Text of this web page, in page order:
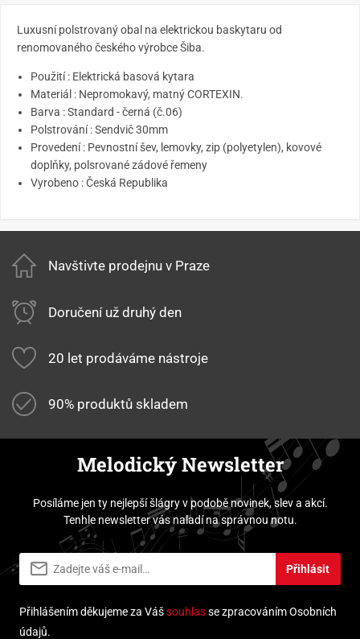
Luxusní polstrovaný obal na elektrickou baskytaru od
renomovaného českého výrobce Šiba.
Použití : Elektrická basová kytara
Materiál : Nepromokavý, matný CORTEXIN.
Barva : Standard - černá (č.06)
Polstrování : Sendvič 30mm
Provedení : Pevnostní šev, lemovky, zip (polyetylen), kovové
doplňky, polsrované zádové řemeny
Vyrobeno : Česká Republika
Navštivte prodejnu v Praze
Doručení už druhý den
20 let prodáváme nástroje
90% produktů skladem
Melodický Newsletter
Posíláme jen ty nejlepší šlágry v podobě novinek, slev a akcí.
Tenhle newsletter vás naladí na správnou notu.
Přihlásit
Přihlášením děkujeme za Vášsouhlasse zpracováním Osobních
údajů.